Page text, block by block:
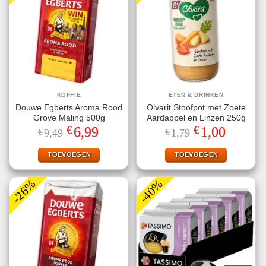
KOFFIE
Douwe Egberts Aroma Rood
Grove Maling 500g
€9,49 Oorspronkelijke
prijs
was:
€9,49.
€6,99
is:
€6,99.
TOEVOEGEN
ETEN & DRINKEN
Olvarit Stoofpot met Zoete
Aardappel en Linzen 250g
€1,79 Oorspronkelijke
prijs
was:
€1,79.
€1,00
is:
€1,00.
TOEVOEGEN
-26% -40%